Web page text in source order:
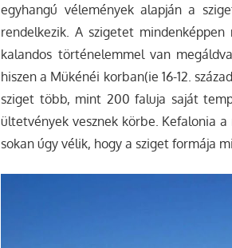
egyhangú vélemények alapján a
rendelkezik. A szigetet
kalandos történelemmel van
hiszen a Mükénéi korban(ie 16-12.
sziget több, mint 200 faluja saját
ültetvények vesznek körbe. Kefalonia
sokan úgy vélik, hogy a sziget formája